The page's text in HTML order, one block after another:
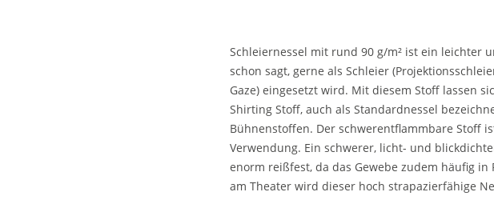
Schleiernessel mit rund 90 g/m² ist ein leichter
schon sagt, gerne als Schleier
Gaze) eingesetzt wird. Mit diesem Stoff lassen
Shirting Stoff, auch als Standardnessel
Bühnenstoffen. Der schwerentflammbare Stoff
Verwendung. Ein schwerer, licht- und
enorm reißfest, da das Gewebe zudem häufig
am Theater wird dieser hoch strapazierfähige